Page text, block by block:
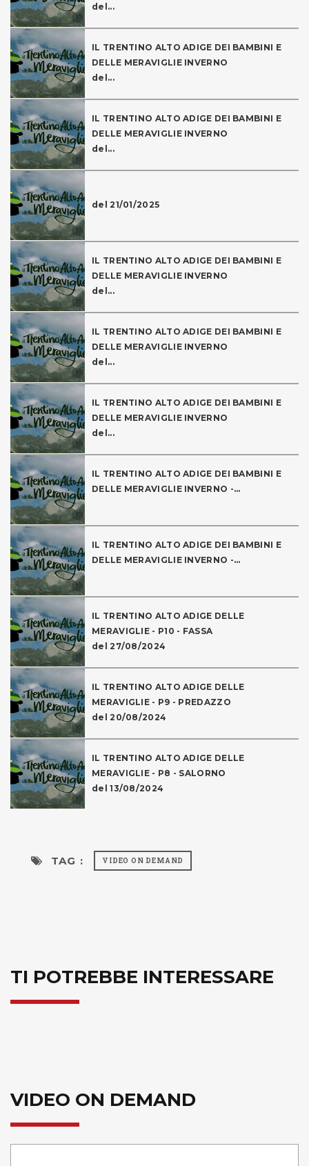
del...
IL TRENTINO ALTO ADIGE DEI BAMBINI E
DELLE MERAVIGLIE INVERNO
del...
IL TRENTINO ALTO ADIGE DEI BAMBINI E
DELLE MERAVIGLIE INVERNO
del...
del 21/01/2025
IL TRENTINO ALTO ADIGE DEI BAMBINI E
DELLE MERAVIGLIE INVERNO
del...
IL TRENTINO ALTO ADIGE DEI BAMBINI E
DELLE MERAVIGLIE INVERNO
del...
IL TRENTINO ALTO ADIGE DEI BAMBINI E
DELLE MERAVIGLIE INVERNO
del...
IL TRENTINO ALTO ADIGE DEI BAMBINI E
DELLE MERAVIGLIE INVERNO -...
IL TRENTINO ALTO ADIGE DEI BAMBINI E
DELLE MERAVIGLIE INVERNO -...
IL TRENTINO ALTO ADIGE DELLE
MERAVIGLIE - P10 - FASSA
del 27/08/2024
IL TRENTINO ALTO ADIGE DELLE
MERAVIGLIE - P9 - PREDAZZO
del 20/08/2024
IL TRENTINO ALTO ADIGE DELLE
MERAVIGLIE - P8 - SALORNO
del 13/08/2024
TAG : VIDEO ON DEMAND
TI POTREBBE INTERESSARE
VIDEO ON DEMAND